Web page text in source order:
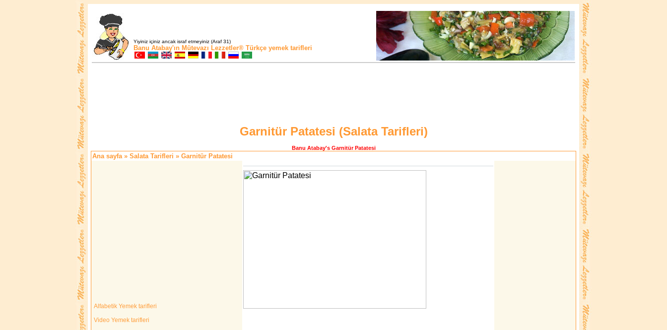
Yiyiniz içiniz ancak israf etmeyiniz (Araf 31)
Banu Atabay'ın Mütevazı Lezzetler® Türkçe yemek tarifleri
Garnitür Patatesi (Salata Tarifleri)
Banu Atabay's Garnitür Patatesi
Ana sayfa» Salata Tarifleri » Garnitür Patatesi
Alfabetik Yemek tarifleri
Video Yemek tarifleri